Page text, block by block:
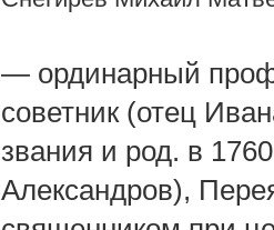
— ординарный
советник (отец
звания и род. в
Александров),